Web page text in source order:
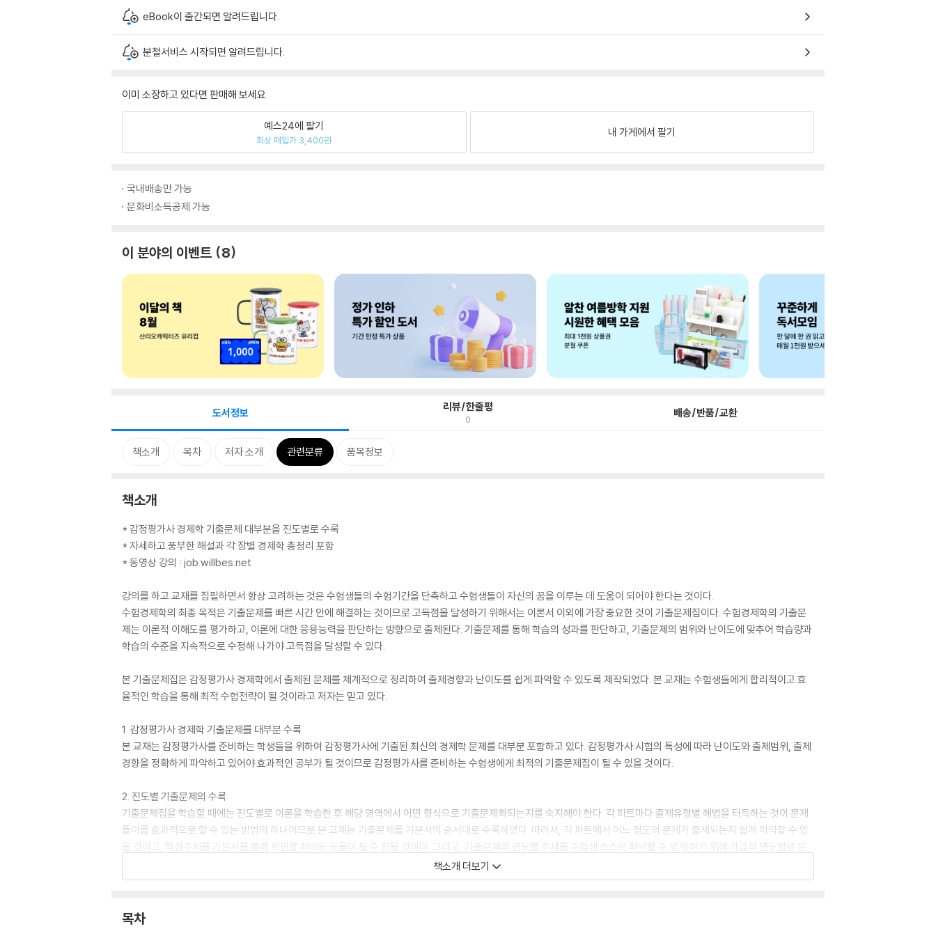
eBook이 출간되면 알려드립니다.
분철서비스 시작되면 알려드립니다.
이미 소장하고 있다면 판매해 보세요.
예스24에 팔기
최상 매입가 3,400원
내 가게에서 팔기
국내배송만 가능
문화비소득공제 가능
이 분야의 이벤트 8
도서정보 리뷰/한줄평
0 배송/반품/교환
책소개 목차 저자 소개 관련분류 품목정보
책소개
* 감정평가사 경제학 기출문제 대부분을 진도별로 수록
* 자세하고 풍부한 해설과 각 장별 경제학 총정리 포함
* 동영상 강의 : job.willbes.net
강의를 하고 교재를 집필하면서 항상 고려하는 것은 수험생들의 수험기간을 단축하고 수험생들이 자신의 꿈을 이루는 데 도움이 되어야 한다는 것이다.
수험경제학의 최종 목적은 기출문제를 빠른 시간 안에 해결하는 것이므로 고득점을 달성하기 위해서는 이론서 이외에 가장 중요한 것이 기출문제집이다. 수험경제학의 기출문
제는 이론적 이해도를 평가하고, 이론에 대한 응용능력을 판단하는 방향으로 출제된다. 기출문제를 통해 학습의 성과를 판단하고, 기출문제의 범위와 난이도에 맞추어 학습량과
학습의 수준을 지속적으로 수정해 나가야 고득점을 달성할 수 있다.
본 기출문제집은 감정평가사 경제학에서 출제된 문제를 체계적으로 정리하여 출제경향과 난이도를 쉽게 파악할 수 있도록 제작되었다. 본 교재는 수험생들에게 합리적이고 효
율적인 학습을 통해 최적 수험전략이 될 것이라고 저자는 믿고 있다.
1. 감정평가사 경제학 기출문제를 대부분 수록
본 교재는 감정평가사를 준비하는 학생들을 위하여 감정평가사에 기출된 최신의 경제학 문제를 대부분 포함하고 있다. 감정평가사 시험의 특성에 따라 난이도와 출제범위, 출제
경향을 정확하게 파악하고 있어야 효과적인 공부가 될 것이므로 감정평가사를 준비하는 수험생에게 최적의 기출문제집이 될 수 있을 것이다.
2. 진도별 기출문제의 수록
기출문제집을 학습할 때에는 진도별로 이론을 학습한 후 해당 영역에서 어떤 형식으로 기출문제화되는지를 숙지해야 한다. 각 파트마다 출제유형별 해법을 터득하는 것이 문제
풀이를 효과적으로 할 수 있는 방법의 하나이므로 본 교재는 기출문제를 기본서의 순서대로 수록하였다. 따라서, 각 파트에서 어느 정도의 문제가 출제되는지 쉽게 파악할 수 있
을 것이고, 핵심주제를 기본서를 통해 확인할 때에도 도움이 될 수 있을 것이다. 그리고, 기출문제의 연도별 추세를 수험생 스스로 파악할 수 있게 하기 위해 가급적 연도별로 문
본 교재는 효율적인 학습을 위해 경제학 총정리의 내용을 각 장별로 기출문제에 앞서 수록하였다. 기본서를 보고 이론내용을 압축하고자 할 때 이 경제학 총정리의 내용이 큰 도
책소개 더보기
목차